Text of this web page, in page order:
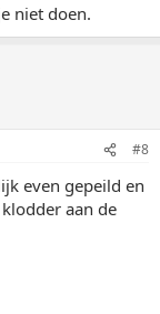
niet doen.
#8
even gepeild en
aan de